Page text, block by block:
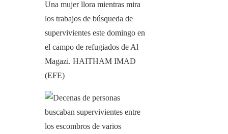
Una mujer llora mientras mira
los trabajos de búsqueda de
supervivientes este domingo en
el campo de refugiados de Al
Magazi. HAITHAM IMAD
(EFE)